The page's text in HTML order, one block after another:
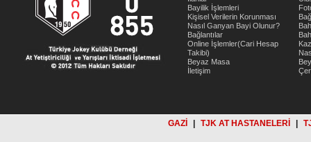
Bayilik İşlemleri
Kişisel Verilerin Korunması
Nasıl Ganyan Bayi Olunur?
Bağlantılar
Online İşlemler(Cari Hesap
Takibi)
Beyaz Masa
İletişim
GAZİ TJK AT HASTANELERİ